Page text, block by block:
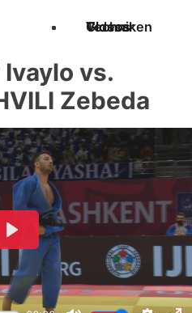
Techniken
Videos
Glossar
Ivaylo vs.
Zebeda